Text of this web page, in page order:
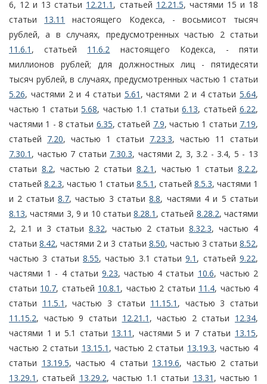
6, 12 и 13 статьи 12.21.1 , статьей 12.21.5, частями 15 и 18
статьи 13.11
настоящего Кодекса, - восьмисот тысяч
рублей, а в случаях, предусмотренных частью 2 статьи
11.6.1 , статьей 11.6.2 настоящего Кодекса, - пяти
миллионов рублей; для должностных лиц - пятидесяти
тысяч рублей, в случаях, предусмотренных частью 1 статьи
5.26, частями 2 и 4 статьи 5.61 , частями 2 и 4 статьи 5.64,
частью 1 статьи5.68, частью 1.1 статьи6.13, статьей6.22,
частями 1 - 8 статьи 6.35, статьей 7.9, частью 1 статьи 7.19,
статьей 7.20, частью 1 статьи 7.23.3, частью 11 статьи
7.30.1 , частью 7 статьи 7.30.3, частями 2, 3, 3.2 - 3.4, 5 - 13
статьи 8.2, частью 2 статьи 8.2.1 , частью 1 статьи8.2.2,
статьей 8.2.3, частью 1 статьи 8.5.1 , статьей 8.5.3, частями 1
и 2 статьи 8.7, частью 3 статьи8.8, частями 4 и 5 статьи
8.13, частями 3, 9 и 10 статьи8.28.1 , статьей 8.28.2, частями
2, 2.1 и 3 статьи 8.32, частью 2 статьи 8.32.3, частью 4
статьи8.42, частями 2 и 3 статьи 8.50, частью 3 статьи8.52,
частью 3 статьи 8.55, частью 3.1 статьи9.1 , статьей9.22,
частями 1 - 4 статьи 9.23, частью 4 статьи 10.6, частью 2
статьи 10.7, статьей 10.8.1 , частью 2 статьи 11.4, частью 4
статьи 11.5.1 , частью 3 статьи 11.15.1 , частью 3 статьи
11.15.2, частью 9 статьи 12.21.1 , частью 2 статьи 12.34,
частями 1 и 5.1 статьи 13.11 , частями 5 и 7 статьи 13.15,
частью 2 статьи 13.15.1 , частью 2 статьи 13.19.3, частью 4
статьи 13.19.5, частью 4 статьи 13.19.6, частью 2 статьи
13.29.1 , статьей 13.29.2, частью 1.1 статьи 13.31 , частью 1